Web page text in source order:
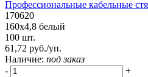
Профессиональные кабельные
170620
160х4,8 белый
100 шт.
61,72 руб./уп.
Наличие: под заказ
-
+